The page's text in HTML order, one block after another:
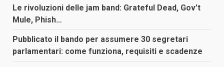
Le rivoluzioni delle jam band: Grateful Dead, Gov’t
Mule, Phish…
Pubblicato il bando per assumere 30 segretari
parlamentari: come funziona, requisiti e scadenze